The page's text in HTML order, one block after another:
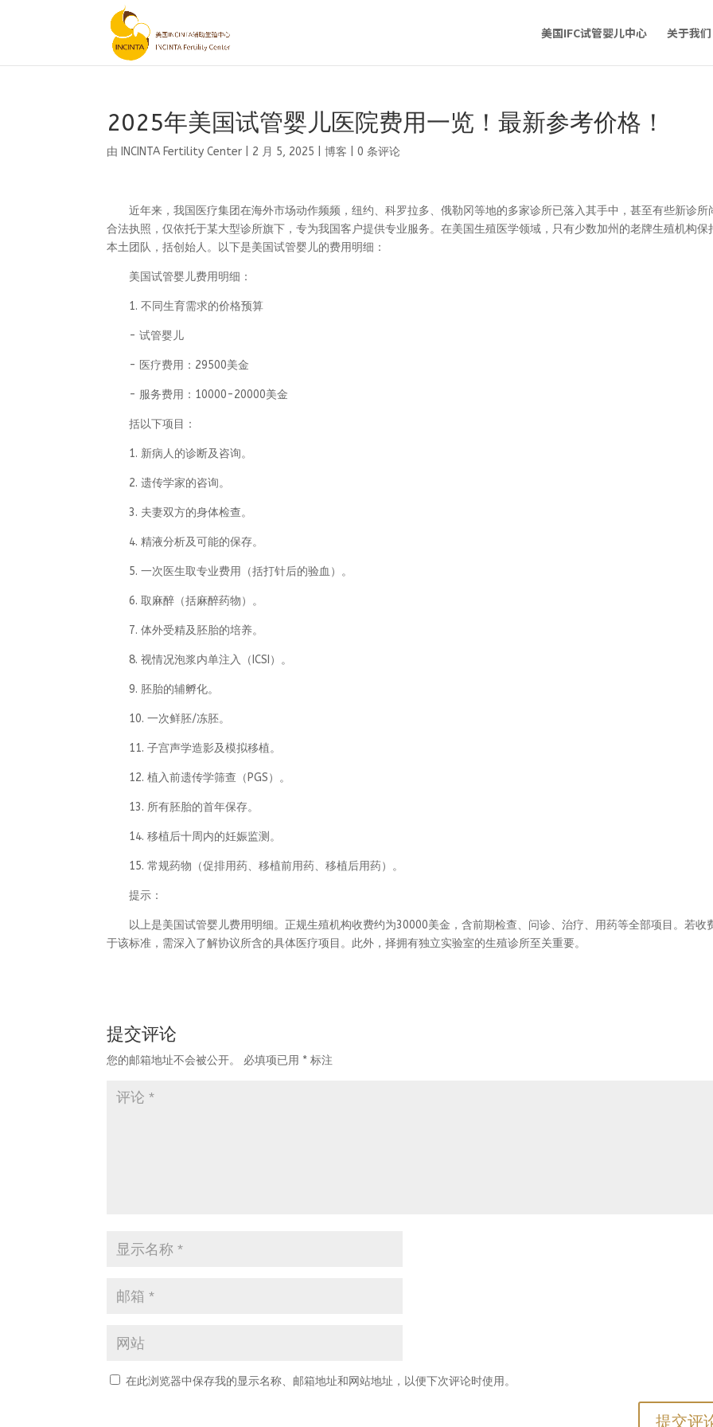
美国IFC试管婴儿中心 关于我们
2025年美国试管婴儿医院费用一览！最新参考价格！
由 INCINTA Fertility Center 2 月 5, 2025 |博客 |0 条评论
近年来，我国医疗集团在海外市场动作频频，纽约、科罗拉多、俄勒冈等地的多家诊所已落入其手中，甚至有些新诊所
合法执照，仅依托于某大型诊所旗下，专为我国客户提供专业服务。在美国生殖医学领域，只有少数加州的老牌生殖机构保
本土团队，括创始人。以下是美国试管婴儿的费用明细：
美国试管婴儿费用明细：
1. 不同生育需求的价格预算
- 试管婴儿
- 医疗费用：29500美金
- 服务费用：10000-20000美金
括以下项目：
1. 新病人的诊断及咨询。
2. 遗传学家的咨询。
3. 夫妻双方的身体检查。
4. 精液分析及可能的保存。
5. 一次医生取专业费用（括打针后的验血）。
6. 取麻醉（括麻醉药物）。
7. 体外受精及胚胎的培养。
8. 视情况泡浆内单注入（ICSI）。
9. 胚胎的辅孵化。
10. 一次鲜胚/冻胚。
11. 子宫声学造影及模拟移植。
12. 植入前遗传学筛查（PGS）。
13. 所有胚胎的首年保存。
14. 移植后十周内的妊娠监测。
15. 常规药物（促排用药、移植前用药、移植后用药）。
提示：
以上是美国试管婴儿费用明细。正规生殖机构收费约为30000美金，含前期检查、问诊、治疗、用药等全部项目。若收
于该标准，需深入了解协议所含的具体医疗项目。此外，择拥有独立实验室的生殖诊所至关重要。
提交评论
您的邮箱地址不会被公开。 必填项已用 * 标注
在此浏览器中保存我的显示名称、邮箱地址和网站地址，以便下次评论时使用。